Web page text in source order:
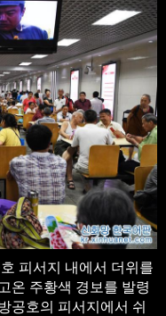
오피니언
피서지 내에서 더위를
온 주황색 경보를 발령
공호의 피서지에서 쉬